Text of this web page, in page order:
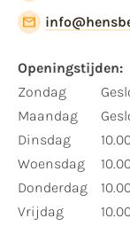
Openingstijden:​
​Zondag
Maandag
Dinsdag
Woensdag
Donderdag
Vrijdag